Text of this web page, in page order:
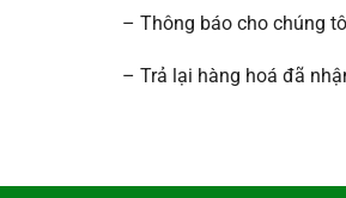
– Thông báo cho chúng
– Trả lại hàng hoá đã